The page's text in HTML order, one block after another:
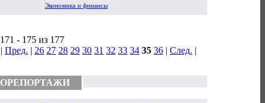
Экономика и финансы
- 175 из 177
| Пред. | 26 27 28 29 30 31 32 33 34 35 36 | След. |